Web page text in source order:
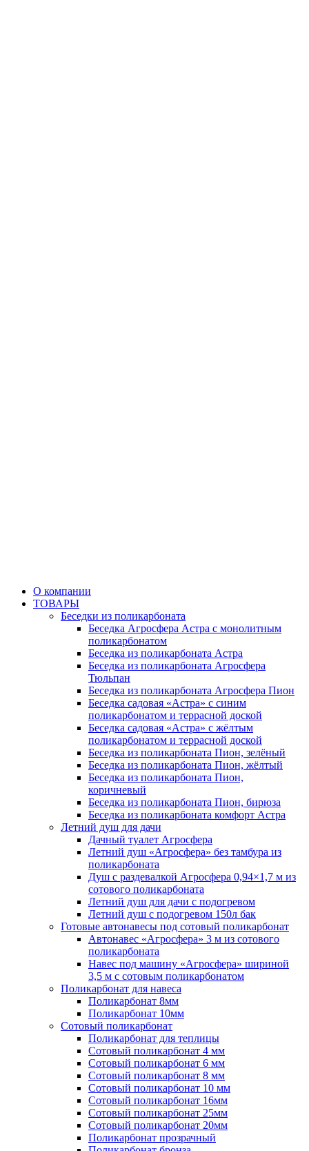
О компании
ТОВАРЫ
Беседки из поликарбоната
Беседка Агросфера Астра с монолитным
поликарбонатом
Беседка из поликарбоната Астра
Беседка из поликарбоната Агросфера
Тюльпан
Беседка из поликарбоната Агросфера Пион
Беседка садовая «Астра» с синим
поликарбонатом и террасной доской
Беседка садовая «Астра» с жёлтым
поликарбонатом и террасной доской
Беседка из поликарбоната Пион, зелёный
Беседка из поликарбоната Пион, жёлтый
Беседка из поликарбоната Пион,
коричневый
Беседка из поликарбоната Пион, бирюза
Беседка из поликарбоната комфорт Астра
Летний душ для дачи
Дачный туалет Агросфера
Летний душ «Агросфера» без тамбура из
поликарбоната
Душ с раздевалкой Агросфера 0,94×1,7 м из
сотового поликарбоната
Летний душ для дачи с подогревом
Летний душ с подогревом 150л бак
Готовые автонавесы под сотовый поликарбонат
Автонавес «Агросфера» 3 м из сотового
поликарбоната
Навес под машину «Агросфера» шириной
3,5 м с сотовым поликарбонатом
Поликарбонат для навеса
Поликарбонат 8мм
Поликарбонат 10мм
Сотовый поликарбонат
Поликарбонат для теплицы
Сотовый поликарбонат 4 мм
Сотовый поликарбонат 6 мм
Сотовый поликарбонат 8 мм
Сотовый поликарбонат 10 мм
Сотовый поликарбонат 16мм
Сотовый поликарбонат 25мм
Сотовый поликарбонат 20мм
Поликарбонат прозрачный